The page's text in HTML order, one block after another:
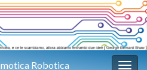
Robotica